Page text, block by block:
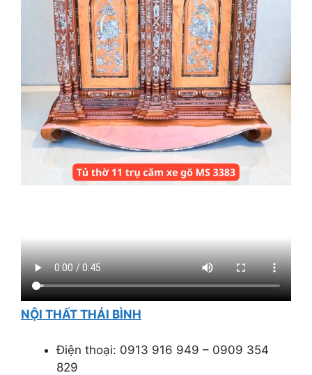
NỘI THẤT THÁI BÌNH
Điện thoại: 0913 916 949 – 0909 354
829